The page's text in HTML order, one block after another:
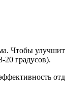
20 градусов).